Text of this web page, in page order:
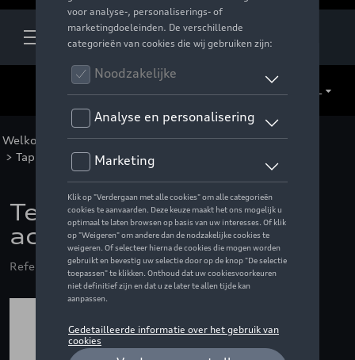
Welkom Catalogus Audi >Comfort en bescherming
> Tapijten >Textiel tapijten
Textiel vloermatten,
achteraan
Referentie: 85E061276 6PS